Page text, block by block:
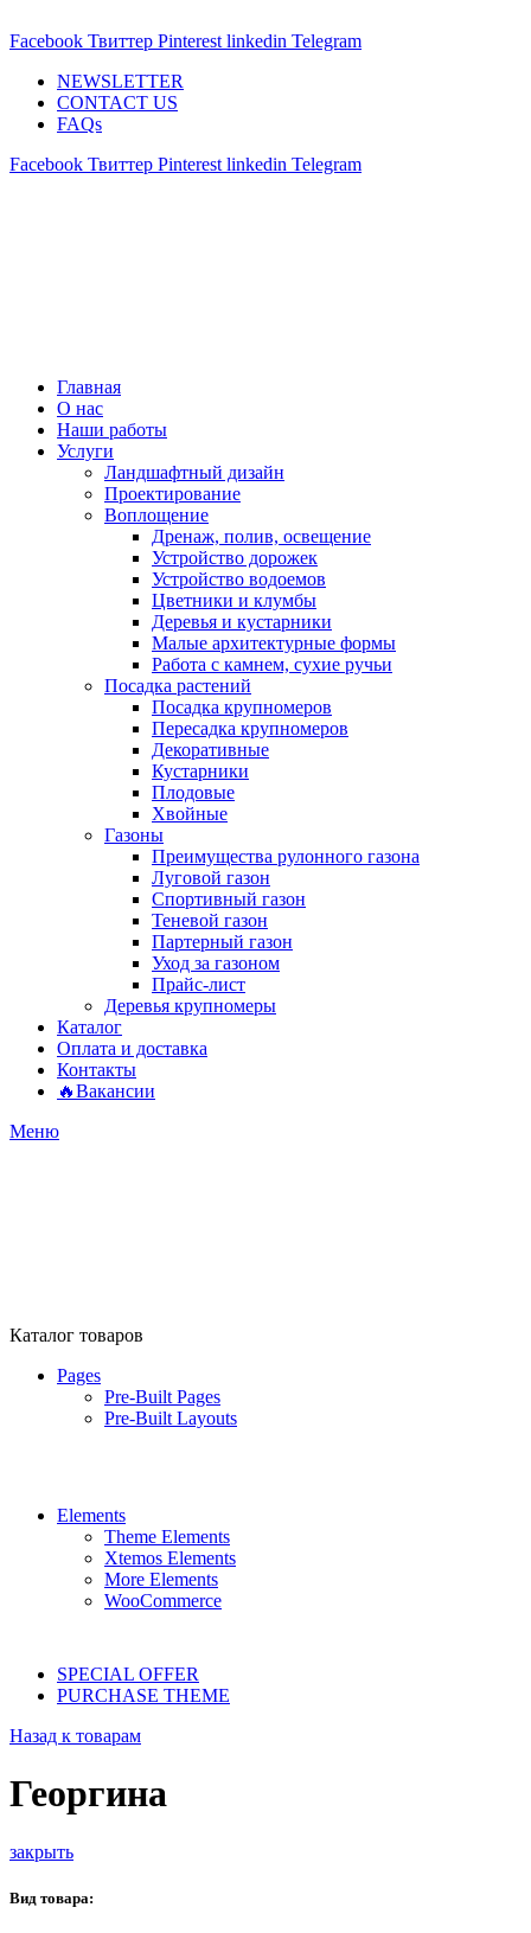
Facebook Твиттер Pinterest linkedin Telegram
NEWSLETTER
CONTACT US
FAQs
Facebook Твиттер Pinterest linkedin Telegram
Главная
О нас
Наши работы
Услуги
Ландшафтный дизайн
Проектирование
Воплощение
Дренаж, полив, освещение
Устройство дорожек
Устройство водоемов
Цветники и клумбы
Деревья и кустарники
Малые архитектурные формы
Работа с камнем, сухие ручьи
Посадка растений
Посадка крупномеров
Пересадка крупномеров
Декоративные
Кустарники
Плодовые
Хвойные
Газоны
Преимущества рулонного газона
Луговой газон
Спортивный газон
Теневой газон
Партерный газон
Уход за газоном
Прайс-лист
Деревья крупномеры
Каталог
Оплата и доставка
Контакты
🔥Вакансии
Меню
Каталог товаров
Pages
Pre-Built Pages
Pre-Built Layouts
Elements
Theme Elements
Xtemos Elements
More Elements
WooCommerce
SPECIAL OFFER
PURCHASE THEME
Назад к товарам
Георгина
закрыть
Вид товара: